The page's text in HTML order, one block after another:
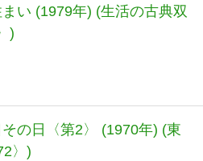
い (1979年) (生活の古典双
)
その日〈第2〉 (1970年) (東
〉)